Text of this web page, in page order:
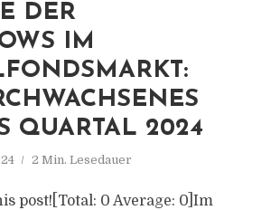
DER
IM
QUARTAL 2024
2 Min. Lesedauer
post![Total: 0 Average: 0]Im